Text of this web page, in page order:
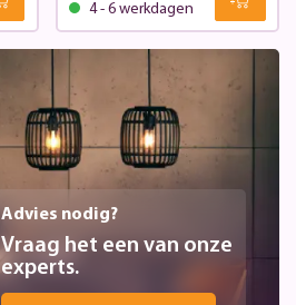
4 - 6 werkdagen
Advies nodig?
Vraag het een van onze
experts.